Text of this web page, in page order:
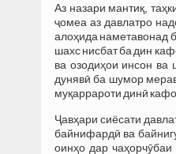
Аз назари мантиқ,
ҷомеа аз давлатро
алоҳида наметавонад
шахс нисбат ба дин
ва озодиҳои инсон ва
дунявӣ ба шумор
муқаррароти динӣ
Ҷавҳари сиёсати
байнифардӣ ва
оинҳо дар